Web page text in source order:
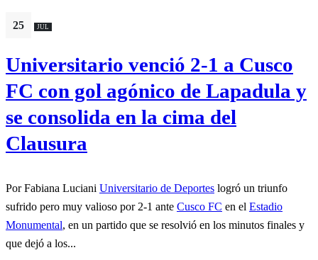
25 JUL
Universitario venció 2-1 a Cusco
FC con gol agónico de Lapadula y
se consolida en la cima del
Clausura
Por Fabiana Luciani Universitario de Deportes logró un triunfo
sufrido pero muy valioso por 2-1 ante Cusco FC en el Estadio
Monumental, en un partido que se resolvió en los minutos finales y
que dejó a los...